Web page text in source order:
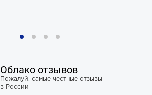
Облако отзывов
Пожалуй, самые честные отзывы
в России